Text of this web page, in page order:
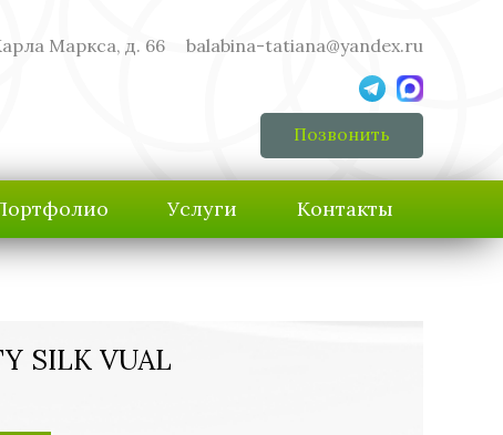
Маркса, д. 66 balabina-tatiana@yandex.ru
Позвонить
Услуги Контакты
SILK VUAL